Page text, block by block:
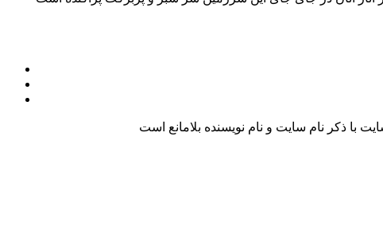
ذکر نام سایت و نام نویسنده بلامانع است